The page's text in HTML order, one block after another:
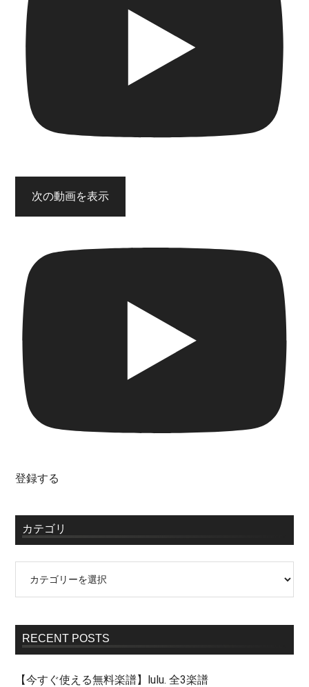
次の動画を表示
登録する
カテゴリ
RECENT POSTS
【今すぐ使える無料楽譜】lulu. 全3楽譜